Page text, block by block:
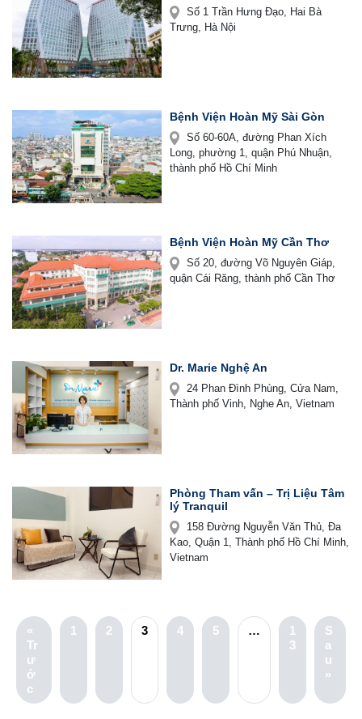
Số 1 Trần Hưng Đạo, Hai Bà
Trưng, Hà Nội
Bệnh Viện Hoàn Mỹ Sài Gòn
Số 60-60A, đường Phan Xích
Long, phường 1, quận Phú Nhuận,
thành phố Hồ Chí Minh
Bệnh Viện Hoàn Mỹ Cần Thơ
Số 20, đường Võ Nguyên Giáp,
quận Cái Răng, thành phố Cần Thơ
Dr. Marie Nghệ An
24 Phan Đình Phùng, Cửa Nam,
Thành phố Vinh, Nghe An, Vietnam
Phòng Tham vấn – Trị Liệu Tâm
lý Tranquil
158 Đường Nguyễn Văn Thủ, Đa
Kao, Quận 1, Thành phố Hồ Chí Minh,
Vietnam
«
Tr
ư
ớ
c
1 2 3 4 5 …
1
3
S
a
u
»